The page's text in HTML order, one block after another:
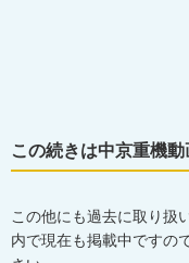
この続きは中京重機動
この他にも過去に取り扱
内で現在も掲載中ですの